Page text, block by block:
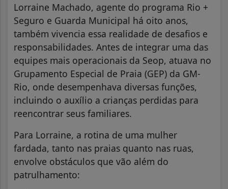
Lorraine Machado, agente do programa Rio +
Seguro e Guarda Municipal há oito anos,
também vivencia essa realidade de desafios e
responsabilidades. Antes de integrar uma das
equipes mais operacionais da Seop, atuava no
Grupamento Especial de Praia (GEP) da GM-
Rio, onde desempenhava diversas funções,
incluindo o auxílio a crianças perdidas para
reencontrar seus familiares.
Para Lorraine, a rotina de uma mulher
fardada, tanto nas praias quanto nas ruas,
envolve obstáculos que vão além do
patrulhamento: